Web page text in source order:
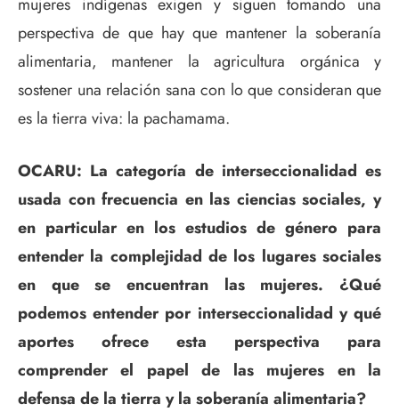
mujeres indígenas exigen y siguen tomando una
perspectiva de que hay que mantener la soberanía
alimentaria, mantener la agricultura orgánica y
sostener una relación sana con lo que consideran que
es la tierra viva: la pachamama.
OCARU: La categoría de interseccionalidad es
usada con frecuencia en las ciencias sociales, y
en particular en los estudios de género para
entender la complejidad de los lugares sociales
en que se encuentran las mujeres. ¿Qué
podemos entender por interseccionalidad y qué
aportes ofrece esta perspectiva para
comprender el papel de las mujeres en la
defensa de la tierra y la soberanía alimentaria?